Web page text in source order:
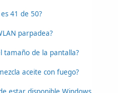
41 de 50?
parpadea?
tamaño de la pantalla?
aceite con fuego?